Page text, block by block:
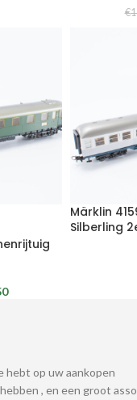
€
Märklin
Silberling
hebt op uw aankopen
, en een groot